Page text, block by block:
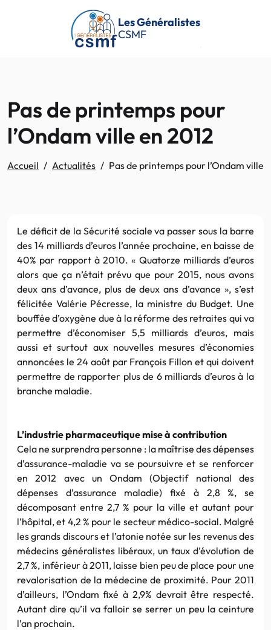
Passer au contenu principal
Les Généralistes
CSMF
Pas de printemps pour
l’Ondam ville en 2012
Accueil Actualités Pas de printemps pour l’Ondam ville
Le déficit de la Sécurité sociale va passer sous la barre
des 14 milliards d’euros l’année prochaine, en baisse de
40% par rapport à 2010. « Quatorze milliards d’euros
alors que ça n’était prévu que pour 2015, nous avons
deux ans d’avance, plus de deux ans d’avance », s’est
félicitée Valérie Pécresse, la ministre du Budget. Une
bouffée d’oxygène due à la réforme des retraites qui va
permettre d’économiser 5,5 milliards d’euros, mais
aussi et surtout aux nouvelles mesures d’économies
annoncées le 24 août par François Fillon et qui doivent
permettre de rapporter plus de 6 milliards d’euros à la
branche maladie.
L’industrie pharmaceutique mise à contribution
Cela ne surprendra personne : la maîtrise des dépenses
d’assurance-maladie va se poursuivre et se renforcer
en 2012 avec un Ondam (Objectif national des
dépenses d’assurance maladie) fixé à 2,8 %, se
décomposant entre 2,7 % pour la ville et autant pour
l’hôpital, et 4,2 % pour le secteur médico-social. Malgré
les grands discours et l’atonie notée sur les revenus des
médecins généralistes libéraux, un taux d’évolution de
2,7 %, inférieur à 2011, laisse bien peu de place pour une
revalorisation de la médecine de proximité. Pour 2011
d’ailleurs, l’Ondam fixé à 2,9% devrait être respecté.
Autant dire qu’il va falloir se serrer un peu la ceinture
l’an prochain.